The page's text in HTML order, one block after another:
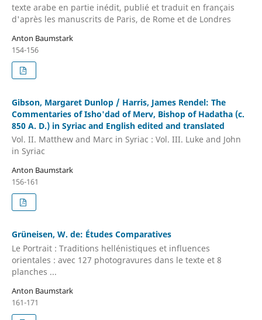
texte arabe en partie inédit, publié et traduit en français
d'après les manuscrits de Paris, de Rome et de Londres
Anton Baumstark
154-156
Gibson, Margaret Dunlop / Harris, James Rendel: The
Commentaries of Isho'dad of Merv, Bishop of Hadatha (c.
850 A. D.) in Syriac and English edited and translated
Vol. II. Matthew and Marc in Syriac : Vol. III. Luke and John
in Syriac
Anton Baumstark
156-161
Grüneisen, W. de: Études Comparatives
Le Portrait : Traditions hellénistiques et influences
orientales : avec 127 photogravures dans le texte et 8
planches ...
Anton Baumstark
161-171